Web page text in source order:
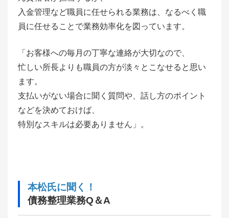
入金管理など職員に任せられる業務は、なるべく職
員に任せることで業務効率化を図っています。
「お客様への毎月の丁寧な連絡が大切なので、
忙しい所長よりも職員の方が淡々とこなせると思い
ます。
支払いがない場合に聞く質問や、話し方のポイント
などを決めておけば、
特別なスキルは必要ありません」。
本松氏に聞く！
債務整理業務Q＆A